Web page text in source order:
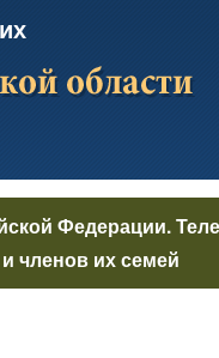
Федерации.
членов их семей